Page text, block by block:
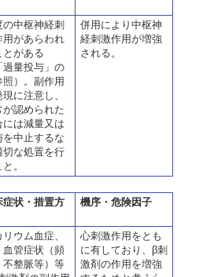
の中枢神経刺
用があらわれ
とがある
過量投与」の
照）。副作用
に注意し、
が認められた
には減量又は
を中止するな
切な処置を行
。
併用により中枢神
経刺激作用が増強
される。
症状・措置方
機序・危険因子
ウム血症、
血管症状（頻
不整脈等）等
心刺激作用をとも
に有しており、β刺
激剤の作用を増強